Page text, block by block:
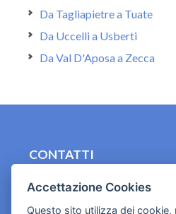
Da Tagliapietre a Tuate
Da Uccelli a Usberti
Da Val D'Aposa a Zecca
CONTATTI
Cookies e informativa
Accettazione Cookies
Questo sito utilizza dei